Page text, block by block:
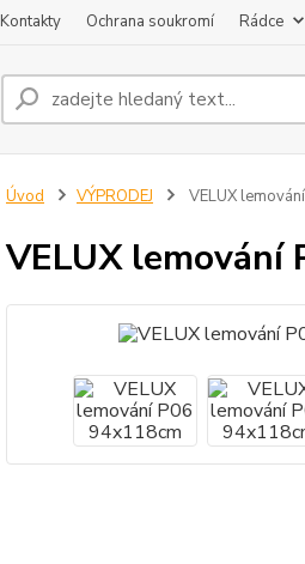
Kontakty Ochrana soukromí Rádce
Úvod VÝPRODEJ VELUX
VELUX lemování